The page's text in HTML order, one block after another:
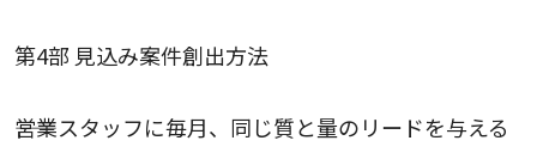
第4部 見込み案件創出方法
――営業スタッフに毎月、同じ質と量のリードを与える